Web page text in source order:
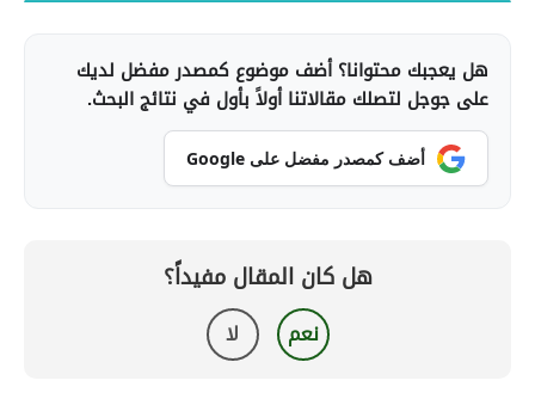
هل يعجبك محتوانا؟ أضف موضوع كمصدر مفضل لديك
على جوجل لتصلك مقالاتنا أولاً بأول في نتائج البحث.
أضف كمصدر مفضل على Google
هل كان المقال مفيداً؟
نعم لا